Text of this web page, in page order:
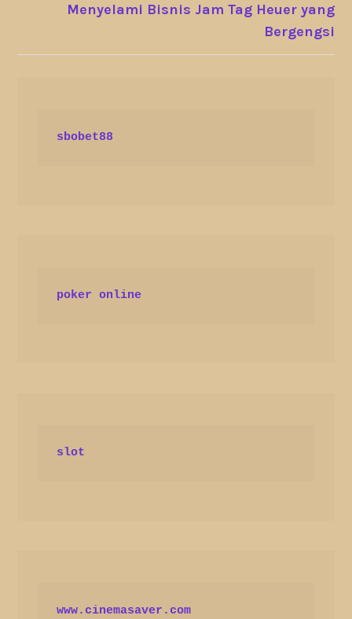
Menyelami Bisnis Jam Tag Heuer yang
Bergengsi
sbobet88
poker online
slot
www.cinemasaver.com